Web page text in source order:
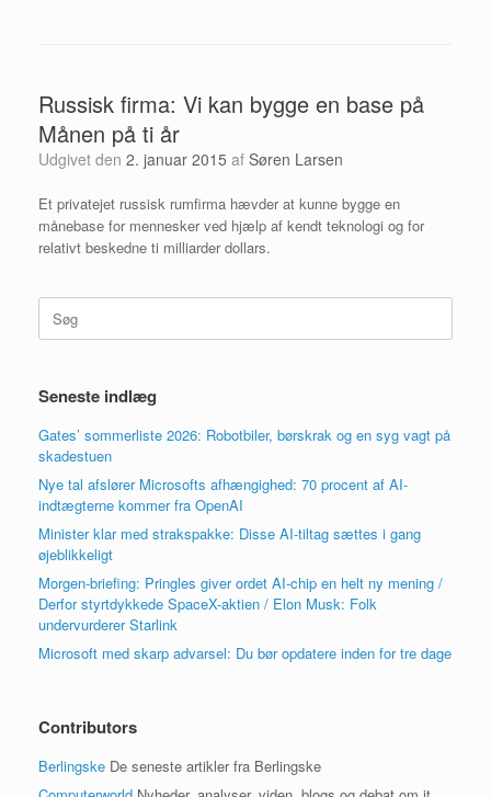
Russisk firma: Vi kan bygge en base på
Månen på ti år
Udgivet den 2. januar 2015 af Søren Larsen
Et privatejet russisk rumfirma hævder at kunne bygge en
månebase for mennesker ved hjælp af kendt teknologi og for
relativt beskedne ti milliarder dollars.
Søg
efter:
Seneste indlæg
Gates’ sommerliste 2026: Robotbiler, børskrak og en syg vagt på
skadestuen
Nye tal afslører Microsofts afhængighed: 70 procent af AI-
indtægterne kommer fra OpenAI
Minister klar med strakspakke: Disse AI-tiltag sættes i gang
øjeblikkeligt
Morgen-briefing: Pringles giver ordet AI-chip en helt ny mening /
Derfor styrtdykkede SpaceX-aktien / Elon Musk: Folk
undervurderer Starlink
Microsoft med skarp advarsel: Du bør opdatere inden for tre dage
Contributors
Berlingske De seneste artikler fra Berlingske